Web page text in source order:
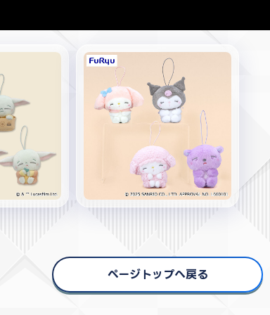
ページトップへ戻る